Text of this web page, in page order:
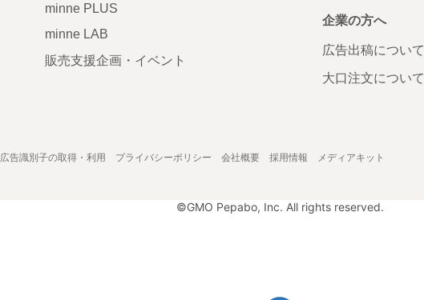
minne PLUS
minne LAB
販売支援企画・イベント
企業の方へ
広告出稿について
大口注文について
広告識別子の取得・利用 プライバシーポリシー 会社概要 採用情報 メディアキット
©GMO Pepabo, Inc. All rights reserved.